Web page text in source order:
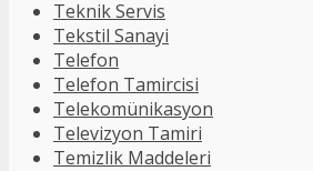
Teknik Servis
Tekstil Sanayi
Telefon
Telefon Tamircisi
Telekomünikasyon
Televizyon Tamiri
Temizlik Maddeleri